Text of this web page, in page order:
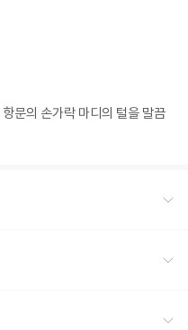
문의 손가락 마디의 털을 말끔